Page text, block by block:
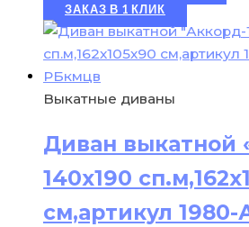
ЗАКАЗ В 1 КЛИК
Выкатные диваны
Диван выкатной
140х190
см,артикул 1980-